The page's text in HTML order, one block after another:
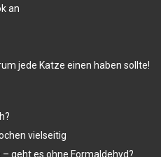
an
jede Katze einen haben sollte!
vielseitig
geht es ohne Formaldehyd?